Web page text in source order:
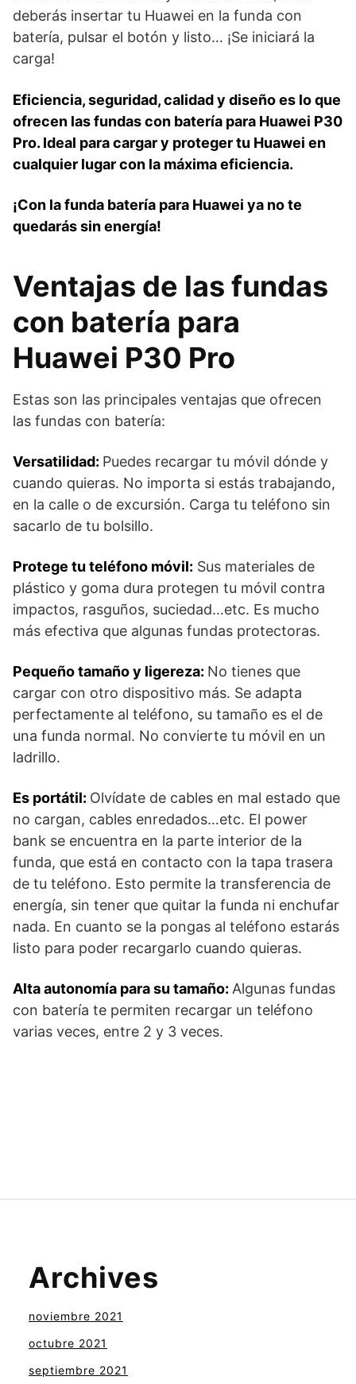
deberás insertar tu Huawei en la funda con
batería, pulsar el botón y listo… ¡Se iniciará la
carga!
Eficiencia, seguridad, calidad y diseño es lo que
ofrecen las fundas con batería para Huawei P30
Pro. Ideal para cargar y proteger tu Huawei en
cualquier lugar con la máxima eficiencia.
¡Con la funda batería para Huawei ya no te
quedarás sin energía!
Ventajas de las fundas
con batería para
Huawei P30 Pro
Estas son las principales ventajas que ofrecen
las fundas con batería:
Versatilidad: Puedes recargar tu móvil dónde y
cuando quieras. No importa si estás trabajando,
en la calle o de excursión. Carga tu teléfono sin
sacarlo de tu bolsillo.
Protege tu teléfono móvil: Sus materiales de
plástico y goma dura protegen tu móvil contra
impactos, rasguños, suciedad…etc. Es mucho
más efectiva que algunas fundas protectoras.
Pequeño tamaño y ligereza: No tienes que
cargar con otro dispositivo más. Se adapta
perfectamente al teléfono, su tamaño es el de
una funda normal. No convierte tu móvil en un
ladrillo.
Es portátil: Olvídate de cables en mal estado que
no cargan, cables enredados…etc. El power
bank se encuentra en la parte interior de la
funda, que está en contacto con la tapa trasera
de tu teléfono. Esto permite la transferencia de
energía, sin tener que quitar la funda ni enchufar
nada. En cuanto se la pongas al teléfono estarás
listo para poder recargarlo cuando quieras.
Alta autonomía para su tamaño: Algunas fundas
con batería te permiten recargar un teléfono
varias veces, entre 2 y 3 veces.
Archives
noviembre 2021
octubre 2021
septiembre 2021